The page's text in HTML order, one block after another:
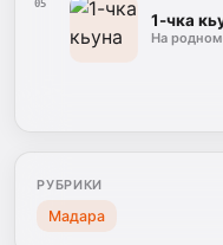
05
1-чка
На родном
РУБРИКИ
Мадара